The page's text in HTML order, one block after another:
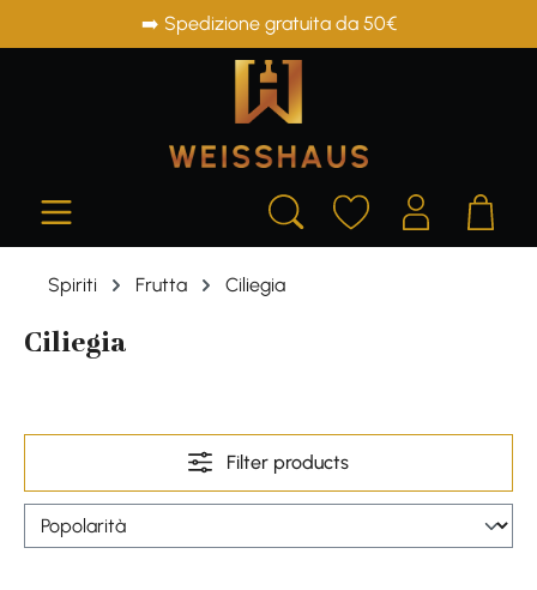
➡️ Spedizione gratuita da 50€
Spiriti Frutta Ciliegia
Ciliegia
Filter products